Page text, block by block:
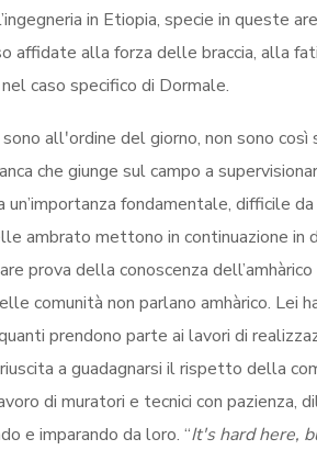
in Etiopia, specie in queste
alla forza delle braccia, alla
nel caso specifico di Dormale.
allʹordine del giorno, non sono
che giunge sul campo a
un’importanza fondamentale, difficile
ambrato mettono in continuazione in
prova della conoscenza
comunità non parlano amhàrico. Lei
prendono parte ai lavori di
a guadagnarsi il rispetto della
di muratori e tecnici con pazienza,
e imparando da loro. “Itʹs hard here,